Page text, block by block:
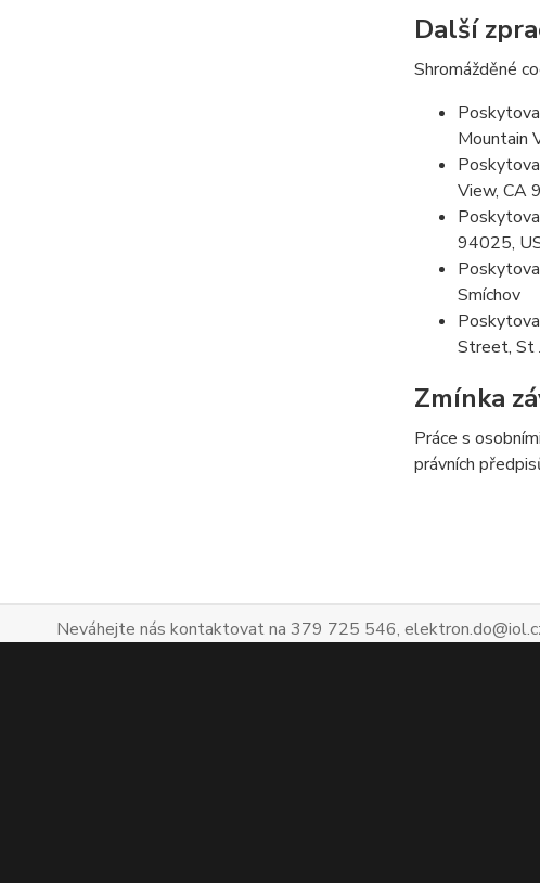
Další
Shromážděné
Mountain
View, CA
94025,
Smíchov
Street, St
Zmínka
Práce s
právních
Neváhejte nás kontaktovat na 379 725 546,